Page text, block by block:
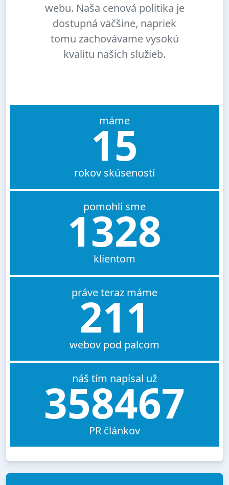
webu. Naša cenová politika je
dostupná väčšine, napriek
tomu zachovávame vysokú
kvalitu našich služieb.
máme
15
rokov skúseností
pomohli sme
1328
klientom
práve teraz máme
211
webov pod palcom
náš tím napísal už
358467
PR článkov